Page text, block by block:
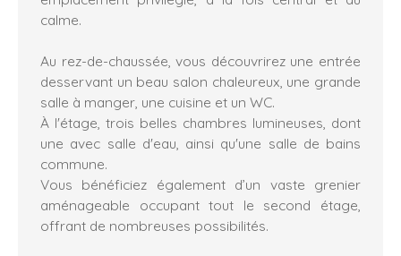
calme.
Au rez-de-chaussée, vous découvrirez une entrée
desservant un beau salon chaleureux, une grande
salle à manger, une cuisine et un WC.
À l'étage, trois belles chambres lumineuses, dont
une avec salle d'eau, ainsi qu'une salle de bains
commune.
Vous bénéficiez également d’un vaste grenier
aménageable occupant tout le second étage,
offrant de nombreuses possibilités.